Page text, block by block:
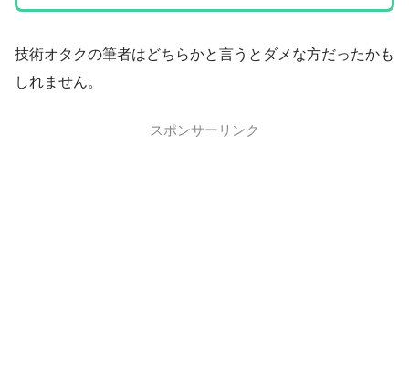
技術オタクの筆者はどちらかと言うとダメな方だったかも
しれません。
スポンサーリンク